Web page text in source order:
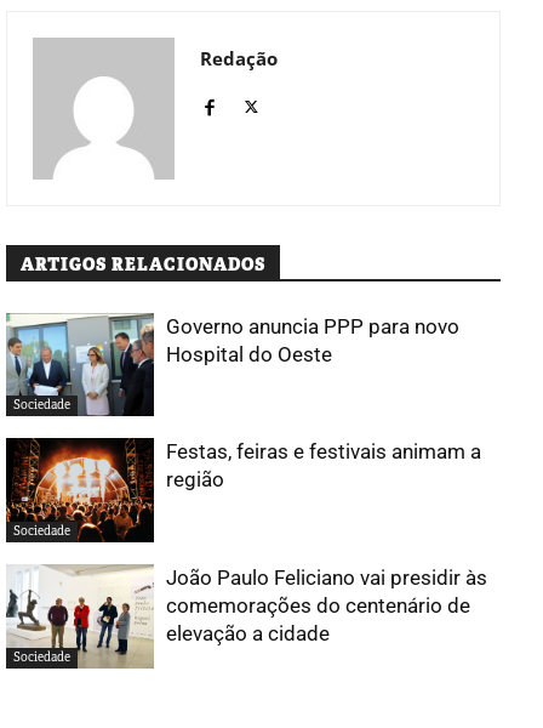
Redação
ARTIGOS RELACIONADOS
Sociedade
Governo anuncia PPP para novo
Hospital do Oeste
Sociedade
Festas, feiras e festivais animam a
região
Sociedade
João Paulo Feliciano vai presidir às
comemorações do centenário de
elevação a cidade